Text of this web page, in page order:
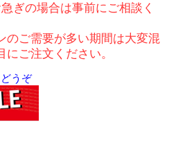
ぎの場合は事前にご相談く
のご需要が多い期間は大変混
ご注文ください。
うぞ